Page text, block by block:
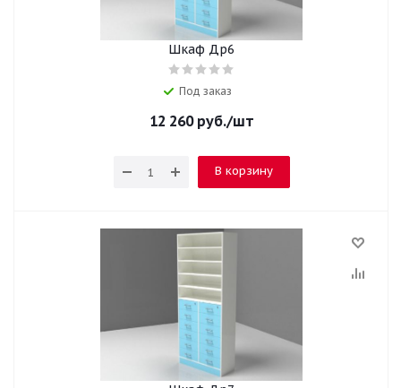
Шкаф Др6
Под заказ
12 260руб./шт
В корзину